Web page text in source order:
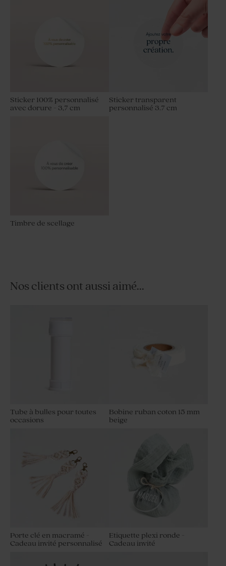
Sticker 100% personnalisé
avec dorure - 3,7 cm
Sticker transparent
personnalisé 3.7 cm
Timbre de scellage
Nos clients ont aussi aimé...
Tube à bulles pour toutes
occasions
Bobine ruban coton 15 mm
beige
Porte clé en macramé -
Cadeau invité personnalisé
Etiquette plexi ronde -
Cadeau invité